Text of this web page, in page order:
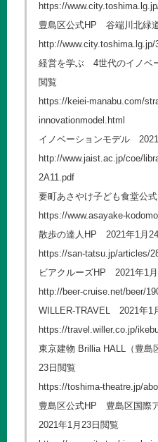
https://
豊島区公式HP 谷端川北緑
http://
経営を学ぶ 4世代のイノベ
閲覧
https://keiei-manabu.com/
innovationmodel.html
イノベーションモデル
http://www.jaist.ac.jp/coe/
2A11.pdf
要町あさやけ子ども食堂公
https://www.asayake-
散歩の達人HP 2021年1月
https://san-tatsu.jp/articles/
ビアクルーズHP 2021年1
http://beer-cruise.net/beer/
WILLER-TRAVEL 2021年1
https://travel.willer.co.jp/
東京建物 Brillia HALL（豊
23日閲覧
https://toshima-theatre.jp/
豊島区公式HP 豊島区国際
2021年1月23日閲覧